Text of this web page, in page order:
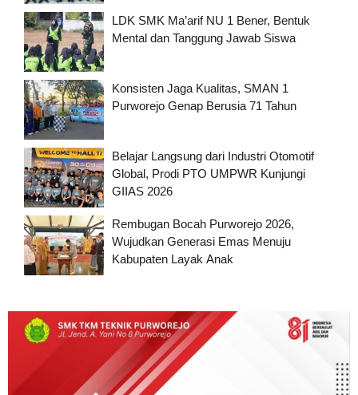
LDK SMK Ma’arif NU 1 Bener, Bentuk
Mental dan Tanggung Jawab Siswa
Konsisten Jaga Kualitas, SMAN 1
Purworejo Genap Berusia 71 Tahun
Belajar Langsung dari Industri Otomotif
Global, Prodi PTO UMPWR Kunjungi
GIIAS 2026
Rembugan Bocah Purworejo 2026,
Wujudkan Generasi Emas Menuju
Kabupaten Layak Anak